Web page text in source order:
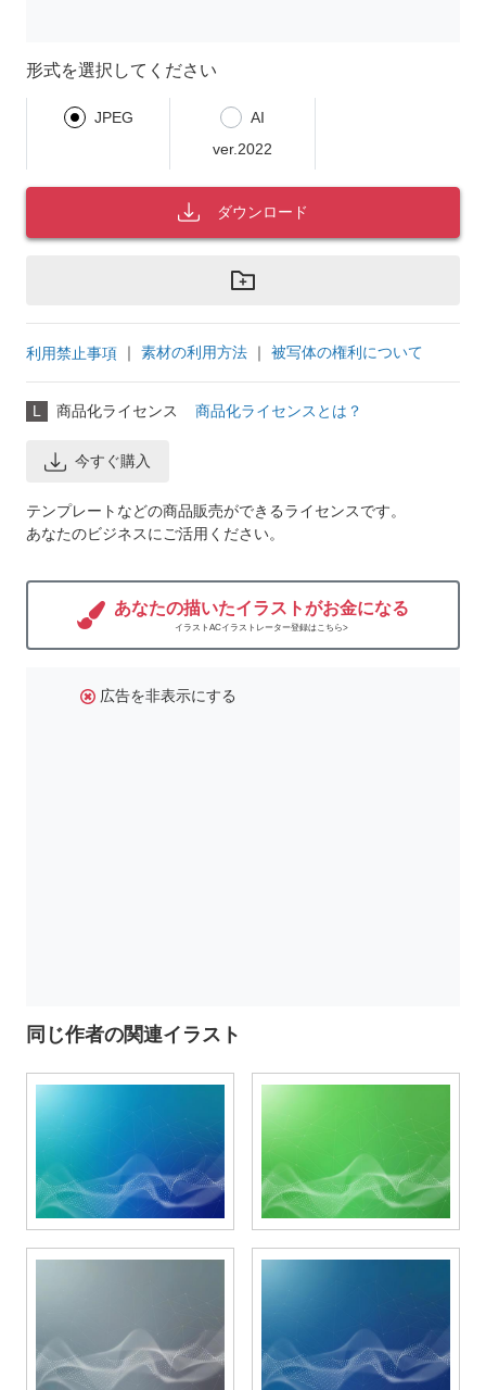
形式を選択してください
JPEG
AI
ver.2022
ダウンロード
利用禁止事項 ｜ 素材の利用方法 ｜ 被写体の権利について
L 商品化ライセンス 商品化ライセンスとは？
今すぐ購入
テンプレートなどの商品販売ができるライセンスです。
あなたのビジネスにご活用ください。
あなたの描いたイラストがお金になる
イラストACイラストレーター登録はこちら>
広告を非表示にする
同じ作者の関連イラスト